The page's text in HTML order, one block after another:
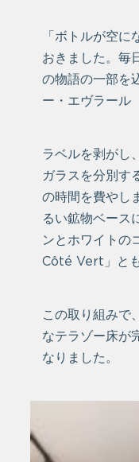
「ボトルが空に
おきました。毎
の物語の一部を
ー・エヴラール
ラベルを剥がし
ガラスを分別す
の時間を費やし
るい鉱物ベース
ンとホワイトの
Côté Vert」とも
この取り組みで
なテラゾー床が
なりました。